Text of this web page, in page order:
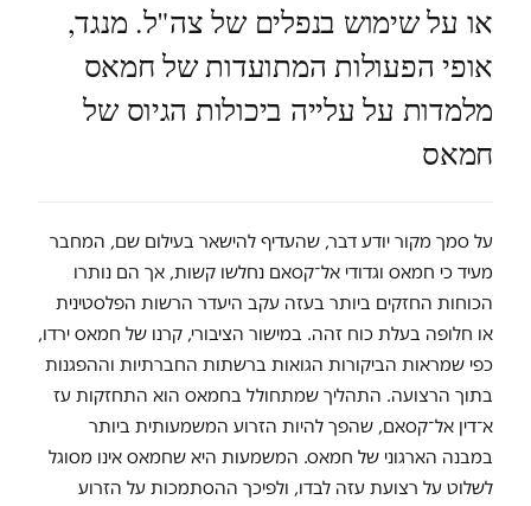
או על שימוש בנפלים של צה"ל. מנגד,
אופי הפעולות המתועדות של חמאס
מלמדות על עלייה ביכולות הגיוס של
חמאס
על סמך מקור יודע דבר, שהעדיף להישאר בעילום שם, המחבר
מעיד כי חמאס וגדודי אל־קסאם נחלשו קשות, אך הם נותרו
הכוחות החזקים ביותר בעזה עקב היעדר הרשות הפלסטינית
או חלופה בעלת כוח זהה. במישור הציבורי, קרנו של חמאס ירדו,
כפי שמראות הביקורות הגואות ברשתות החברתיות וההפגנות
בתוך הרצועה. התהליך שמתחולל בחמאס הוא התחזקות עז
א־דין אל־קסאם, שהפך להיות הזרוע המשמעותית ביותר
במבנה הארגוני של חמאס. המשמעות היא שחמאס אינו מסוגל
לשלוט על רצועת עזה לבדו, ולפיכך ההסתמכות על הזרוע